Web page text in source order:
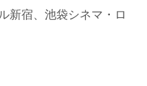
新宿、池袋シネマ・ロ